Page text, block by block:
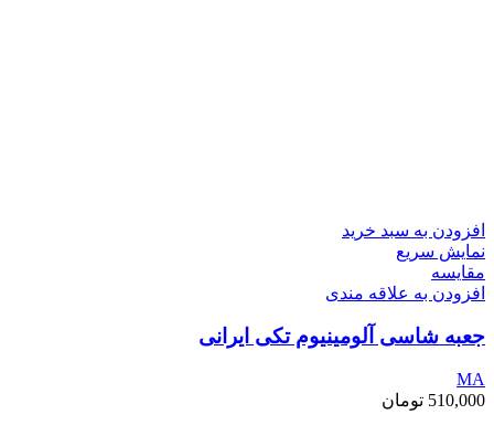
افزودن به سبد خرید
نمایش سریع
مقايسه
افزودن به علاقه مندی
جعبه شاسی آلومینیوم تکی ایرانی
MA
510,000 تومان